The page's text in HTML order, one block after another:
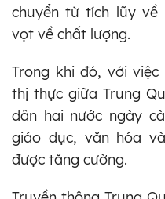
chuyển từ tích lũy về
vọt về chất lượng.
Trong khi đó, với việc
thị thực giữa Trung
dân hai nước ngày
giáo dục, văn hóa
được tăng cường.